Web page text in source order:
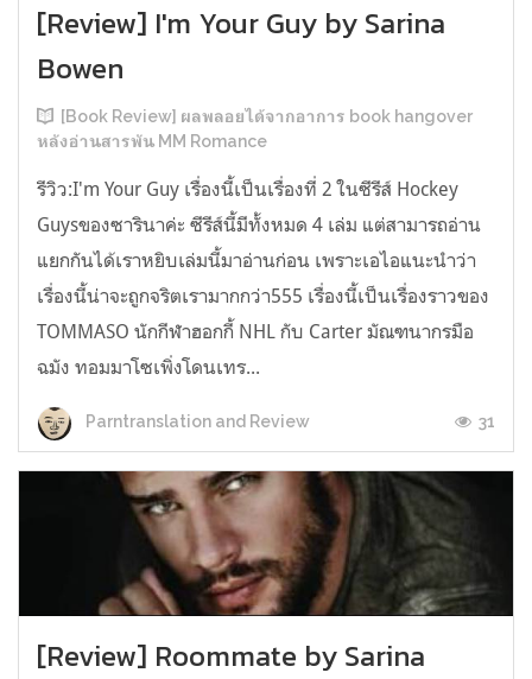
[Review] I'm Your Guy by Sarina
Bowen
[Book Review] ผลพลอยได้จากอาการ book hangover
หลังอ่านสารพัน MM Romance
รีวิว:I'm Your Guy เรื่องนี้เป็นเรื่องที่ 2 ในซีรีส์ Hockey
Guysของซารินาค่ะ ซีรีส์นี้มีทั้งหมด 4 เล่ม แต่สามารถอ่าน
แยกกันได้เราหยิบเล่มนี้มาอ่านก่อน เพราะเอไอแนะนำว่า
เรื่องนี้น่าจะถูกจริตเรามากกว่า555 เรื่องนี้เป็นเรื่องราวของ
TOMMASO นักกีฬาฮอกกี้ NHL กับ Carter มัณฑนากรมือ
ฉมัง ทอมมาโซเพิ่งโดนเทร...
Parntranslation and Review 31
[Review] Roommate by Sarina